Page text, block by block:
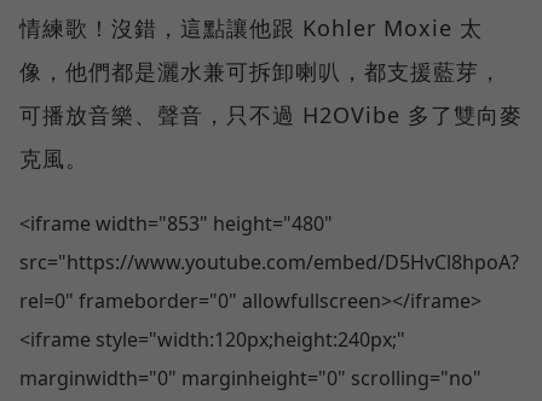
情練歌！沒錯，這點讓他跟 Kohler Moxie 太
像，他們都是灑水兼可拆卸喇叭，都支援藍芽，
可播放音樂、聲音，只不過 H2OVibe 多了雙向麥
克風。
<iframe width="853" height="480"
src="https://www.youtube.com/embed/D5HvCl8hpoA?
rel=0" frameborder="0" allowfullscreen></iframe>
<iframe style="width:120px;height:240px;"
marginwidth="0" marginheight="0" scrolling="no"